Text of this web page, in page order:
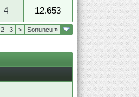
4 12.653
2 3 > Sonuncu »